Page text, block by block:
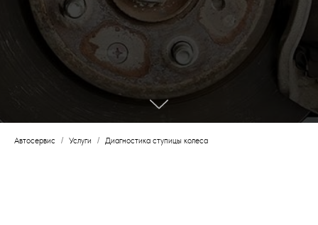
Автосервис / Услуги / Диагностика ступицы колеса